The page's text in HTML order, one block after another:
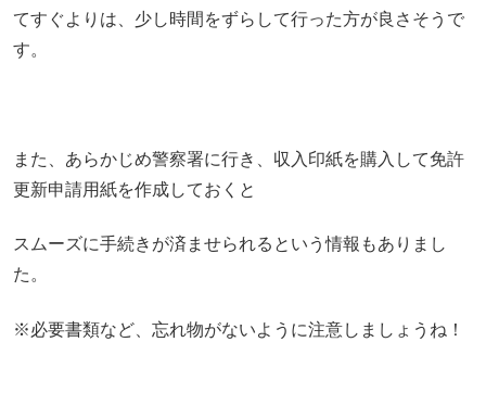
てすぐよりは、少し時間をずらして行った方が良さそうで
す。
また、あらかじめ警察署に行き、収入印紙を購入して免許
更新申請用紙を作成しておくと
スムーズに手続きが済ませられるという情報もありまし
た。
※必要書類など、忘れ物がないように注意しましょうね！